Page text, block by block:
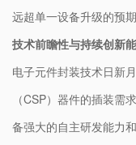
远超单一设备升级的预期
技术前瞻性与持续创新
电子元件封装技术日新
（CSP）器件的插装需
备强大的自主研发能力